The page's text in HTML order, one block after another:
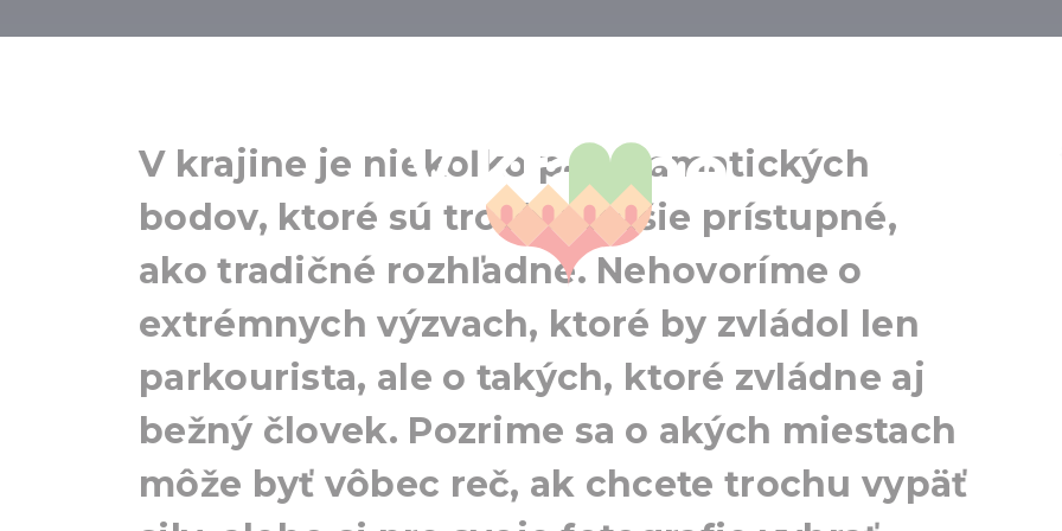
v krajine
V krajine je niekoľko panoramatických
bodov, ktoré sú trochu ťažšie prístupné,
ako tradičné rozhľadne. Nehovoríme o
extrémnych výzvach, ktoré by zvládol len
parkourista, ale o takých, ktoré zvládne aj
bežný človek. Pozrime sa o akých miestach
môže byť vôbec reč, ak chcete trochu vypäť